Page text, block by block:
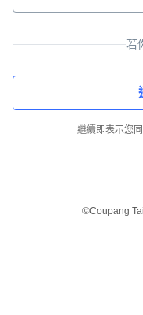
若
繼續即表示您
©Coupang